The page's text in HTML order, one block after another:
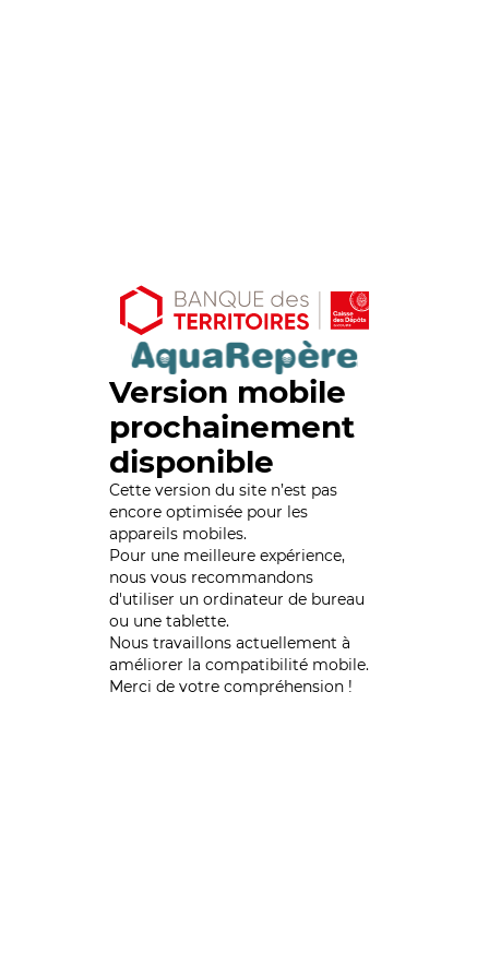
Version mobile
prochainement
disponible
Cette version du site n’est pas
encore optimisée pour les
appareils mobiles.
Pour une meilleure expérience,
nous vous recommandons
d'utiliser un ordinateur de bureau
ou une tablette.
Nous travaillons actuellement à
améliorer la compatibilité mobile.
Merci de votre compréhension !